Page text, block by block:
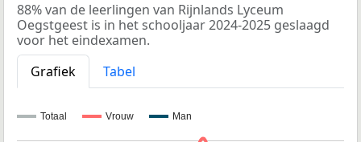
88% van de leerlingen van Rijnlands Lyceum
Oegstgeest is in het schooljaar 2024-2025 geslaagd
voor het eindexamen.
Grafiek
Tabel
Totaal Vrouw Man